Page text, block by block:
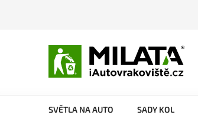
SVĚTLA NA AUTO SADY KOL